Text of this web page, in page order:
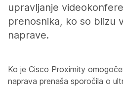
upravljanje
prenosnika, ko so blizu
naprave.
Ko je Cisco Proximity
naprava prenaša sporočila o